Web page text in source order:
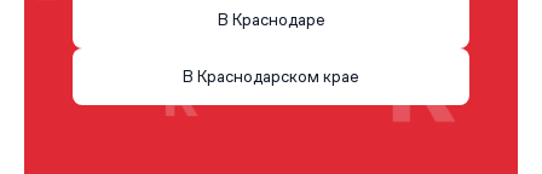
В Краснодаре
В Краснодарском крае